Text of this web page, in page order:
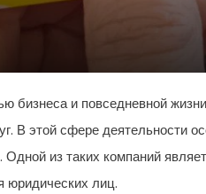
бизнеса и повседневной
В этой сфере деятельности
из таких компаний
юридических лиц.